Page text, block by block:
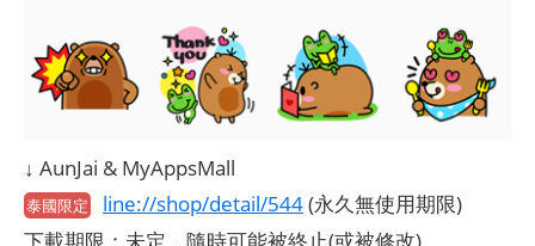
↓ AunJai & MyAppsMall
泰國限定 line://shop/detail/544(永久無使用期限)
下載期限：未定，隨時可能被終止(或被修改)